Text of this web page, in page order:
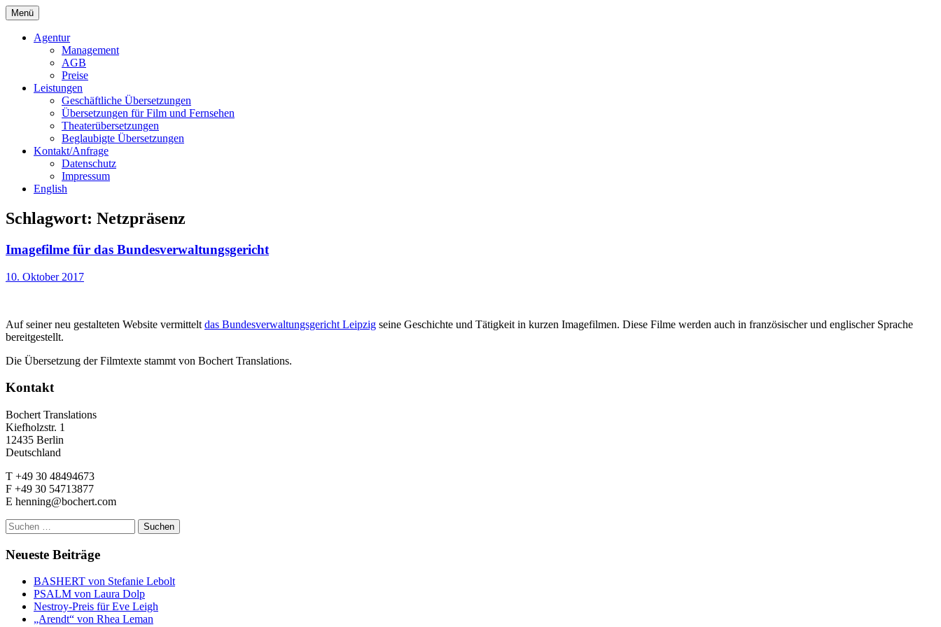
Springe
zum
InhaltBochert Translations
Menü
Agentur
Management
AGB
Preise
Leistungen
Geschäftliche Übersetzungen
Übersetzungen für Film und Fernsehen
Theaterübersetzungen
Beglaubigte Übersetzungen
Kontakt/Anfrage
Datenschutz
Impressum
English
Schlagwort: Netzpräsenz
Imagefilme für das Bundesverwaltungsgericht
10. Oktober 2017
Auf seiner neu gestalteten Website vermittelt das Bundesverwaltungsgericht Leipzig seine Geschichte und Tätigkeit in kurzen Imagefilmen. Diese Filme werden auch in französischer und englischer Sprache
bereitgestellt.
Die Übersetzung der Filmtexte stammt von Bochert Translations.
Kontakt
Bochert Translations
Kiefholzstr. 1
12435 Berlin
Deutschland
T +49 30 48494673
F +49 30 54713877
E henning@bochert.com
Suchen
nach:
Neueste Beiträge
BASHERT von Stefanie Lebolt
PSALM von Laura Dolp
Nestroy-Preis für Eve Leigh
„Arendt“ von Rhea Leman